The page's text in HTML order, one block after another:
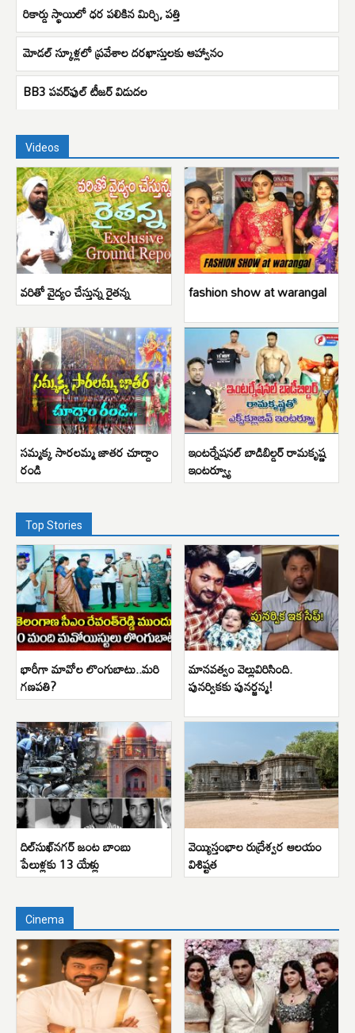
రికార్డు స్థాయిలో ధర పలికిన మిర్చి, పత్తి
మోడల్ స్కూళ్లలో ప్రవేశాల దరఖాస్తులకు ఆహ్వానం
BB3 ప‌వ‌ర్‌ఫుల్ టీజ‌ర్‌ విడుద‌ల
Videos
వరితో వైద్యం చేస్తున్న రైతన్న fashion show at warangal
సమ్మక్క సారలమ్మ జాతర చూద్దాం
రండి
ఇంటర్నేషనల్ బాడిబిల్డర్ రామకృష్ణ
ఇంటర్వ్యూ
Top Stories
భారీగా మావోల లొంగుబాటు..మరి
గణపతి?
మానవత్వం వెల్లువిరిసింది.
పునర్వికకు పునర్జన్మ!
దిల్‌సుఖ్‌నగర్ జంట బాంబు
పేలుళ్లకు 13 యేళ్లు
వెయ్యిస్తంభాల రుద్రేశ్వర ఆలయం
విశిష్టత
Cinema